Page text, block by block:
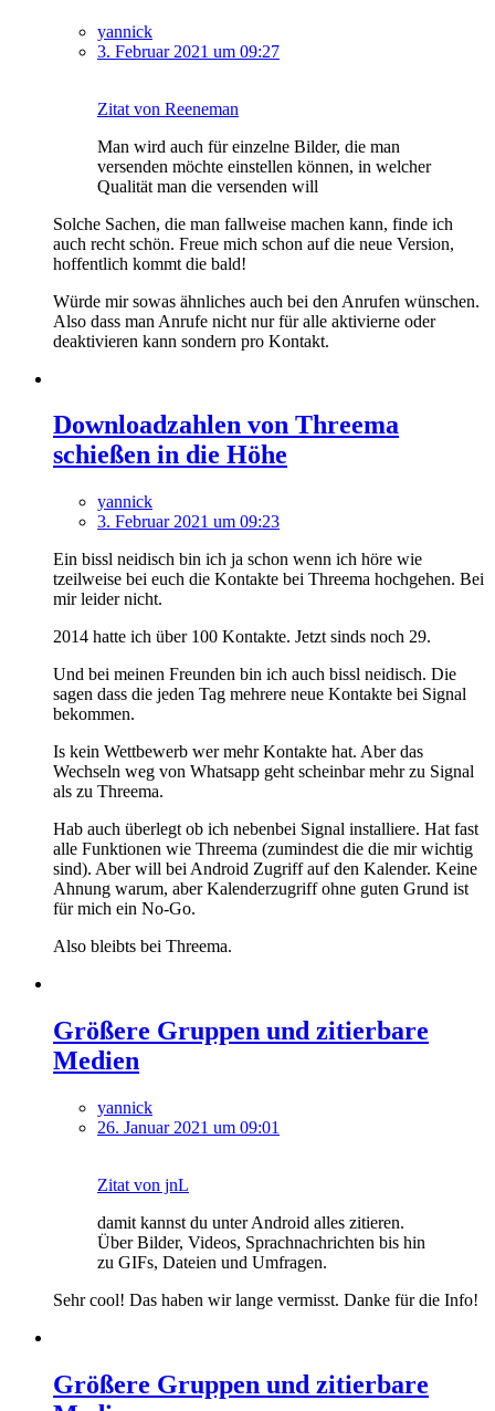
yannick
3. Februar 2021 um 09:27
Zitat von Reeneman
Man wird auch für einzelne Bilder, die man
versenden möchte einstellen können, in welcher
Qualität man die versenden will
Solche Sachen, die man fallweise machen kann, finde ich
auch recht schön. Freue mich schon auf die neue Version,
hoffentlich kommt die bald!
Würde mir sowas ähnliches auch bei den Anrufen wünschen.
Also dass man Anrufe nicht nur für alle aktivierne oder
deaktivieren kann sondern pro Kontakt.
Downloadzahlen von Threema
schießen in die Höhe
yannick
3. Februar 2021 um 09:23
Ein bissl neidisch bin ich ja schon wenn ich höre wie
tzeilweise bei euch die Kontakte bei Threema hochgehen. Bei
mir leider nicht.
2014 hatte ich über 100 Kontakte. Jetzt sinds noch 29.
Und bei meinen Freunden bin ich auch bissl neidisch. Die
sagen dass die jeden Tag mehrere neue Kontakte bei Signal
bekommen.
Is kein Wettbewerb wer mehr Kontakte hat. Aber das
Wechseln weg von Whatsapp geht scheinbar mehr zu Signal
als zu Threema.
Hab auch überlegt ob ich nebenbei Signal installiere. Hat fast
alle Funktionen wie Threema (zumindest die die mir wichtig
sind). Aber will bei Android Zugriff auf den Kalender. Keine
Ahnung warum, aber Kalenderzugriff ohne guten Grund ist
für mich ein No-Go.
Also bleibts bei Threema.
Größere Gruppen und zitierbare
Medien
yannick
26. Januar 2021 um 09:01
Zitat von jnL
damit kannst du unter Android alles zitieren.
Über Bilder, Videos, Sprachnachrichten bis hin
zu GIFs, Dateien und Umfragen.
Sehr cool! Das haben wir lange vermisst. Danke für die Info!
Größere Gruppen und zitierbare